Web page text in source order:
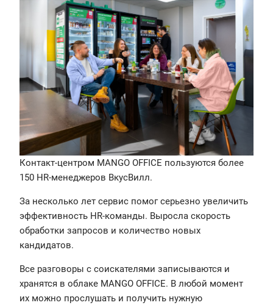
Контакт-центром MANGO OFFICE пользуются более
150 HR-менеджеров ВкусВилл.
За несколько лет сервис помог серьезно увеличить
эффективность HR-команды. Выросла скорость
обработки запросов и количество новых
кандидатов.
Все разговоры с соискателями записываются и
хранятся в облаке MANGO OFFICE. В любой момент
их можно прослушать и получить нужную